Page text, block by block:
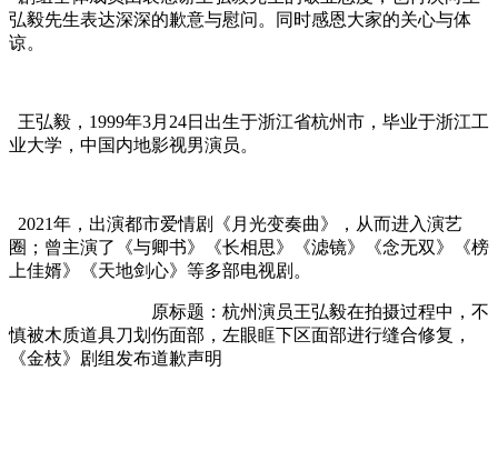
弘毅先生表达深深的歉意与慰问。同时感恩大家的关心与体
谅。
王弘毅，1999年3月24日出生于浙江省杭州市，毕业于浙江工
业大学，中国内地影视男演员。
2021年，出演都市爱情剧《月光变奏曲》，从而进入演艺
圈；曾主演了《与卿书》《长相思》《滤镜》《念无双》《榜
上佳婿》《天地剑心》等多部电视剧。
原标题：杭州演员王弘毅在拍摄过程中，不
慎被木质道具刀划伤面部，左眼眶下区面部进行缝合修复，
《金枝》剧组发布道歉声明